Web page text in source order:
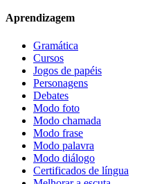
Aprendizagem
Gramática
Cursos
Jogos de papéis
Personagens
Debates
Modo foto
Modo chamada
Modo frase
Modo palavra
Modo diálogo
Certificados de língua